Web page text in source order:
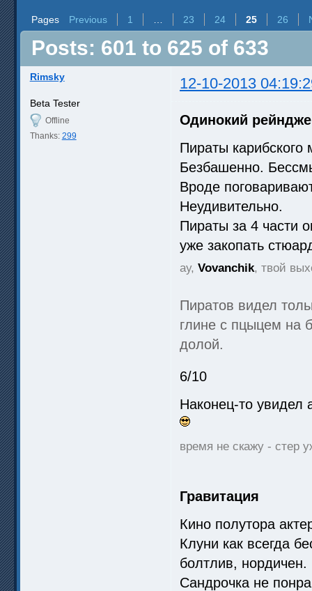
Pages Previous 1 23 24 25 26
Posts: 601 to 625 of 633
Rimsky 12-10-2013
Beta Tester
Offline
Thanks: 299
Одинокий
Пираты
Безбашенно.
Вроде
Неудивительно.
Пираты за 4 части
уже закопать
ау, Vovanchik, твой
Пиратов видел
глине с пцыцем на
долой.
6/10
Наконец-то увидел
время не скажу - стер
Гравитация
Кино полутора
Клуни как всегда
болтлив, нордичен.
Сандрочка не